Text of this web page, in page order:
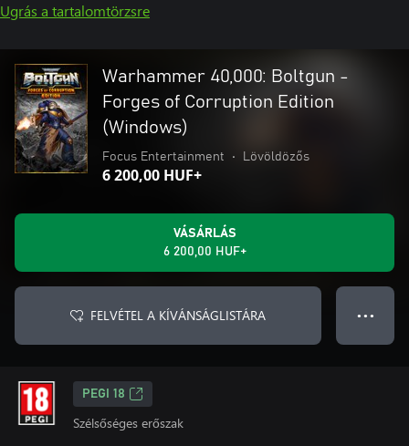
Ugrás a tartalomtörzsre
Warhammer 40,000: Boltgun -
Forges of Corruption Edition
(Windows)
Focus Entertainment • Lövöldözős
6 200,00 HUF+
VÁSÁRLÁS
6 200,00 HUF+
FELVÉTEL A KÍVÁNSÁGLISTÁRA ● ● ●
PEGI 18
Szélsőséges erőszak